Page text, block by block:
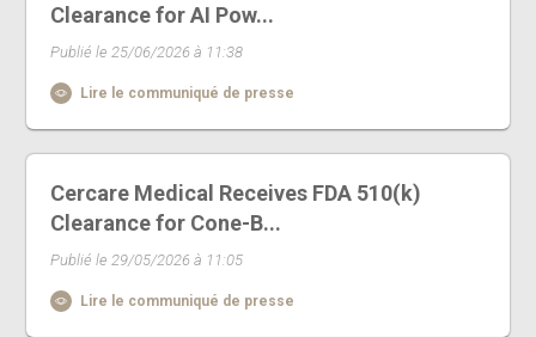
Clearance for AI Pow...
Publié le 25/06/2026 à 11:38
Lire le communiqué de presse
Cercare Medical Receives FDA 510(k)
Clearance for Cone-B...
Publié le 29/05/2026 à 11:05
Lire le communiqué de presse